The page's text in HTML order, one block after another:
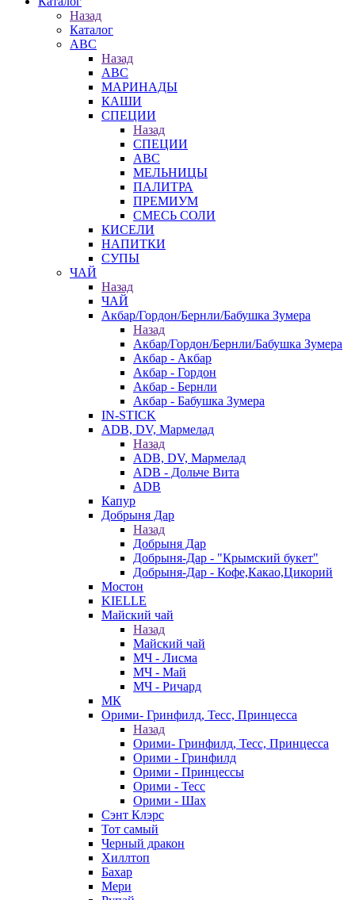
Назад
Каталог
АВС
Назад
АВС
МАРИНАДЫ
КАШИ
СПЕЦИИ
Назад
СПЕЦИИ
АВС
МЕЛЬНИЦЫ
ПАЛИТРА
ПРЕМИУМ
СМЕСЬ СОЛИ
КИСЕЛИ
НАПИТКИ
СУПЫ
ЧАЙ
Назад
ЧАЙ
Акбар/Гордон/Бернли/Бабушка Зумера
Назад
Акбар/Гордон/Бернли/Бабушка Зумера
Акбар - Акбар
Акбар - Гордон
Акбар - Бернли
Акбар - Бабушка Зумера
IN-STICK
ADB, DV, Мармелад
Назад
ADB, DV, Мармелад
ADB - Дольче Вита
ADB
Капур
Добрыня Дар
Назад
Добрыня Дар
Добрыня-Дар - "Крымский букет"
Добрыня-Дар - Кофе,Какао,Цикорий
Мостон
KIELLE
Майский чай
Назад
Майский чай
МЧ - Лисма
МЧ - Май
МЧ - Ричард
МК
Орими- Гринфилд, Тесс, Принцесса
Назад
Орими- Гринфилд, Тесс, Принцесса
Орими - Гринфилд
Орими - Принцессы
Орими - Тесс
Орими - Шах
Сэнт Клэрс
Тот самый
Черный дракон
Хиллтоп
Бахар
Мери